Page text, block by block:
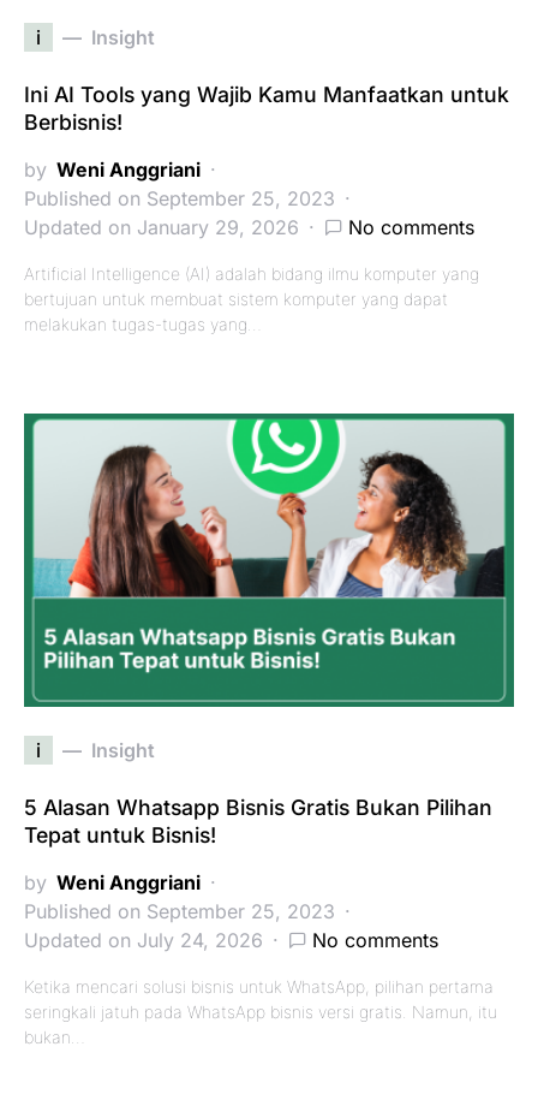
i Insight
Ini AI Tools yang Wajib Kamu Manfaatkan untuk
Berbisnis!
by Weni Anggriani
Published on September 25, 2023
Updated on January 29, 2026
No comments
Artificial Intelligence (AI) adalah bidang ilmu komputer yang
bertujuan untuk membuat sistem komputer yang dapat
melakukan tugas-tugas yang…
i Insight
5 Alasan Whatsapp Bisnis Gratis Bukan Pilihan
Tepat untuk Bisnis!
by Weni Anggriani
Published on September 25, 2023
Updated on July 24, 2026
No comments
Ketika mencari solusi bisnis untuk WhatsApp, pilihan pertama
seringkali jatuh pada WhatsApp bisnis versi gratis. Namun, itu
bukan…